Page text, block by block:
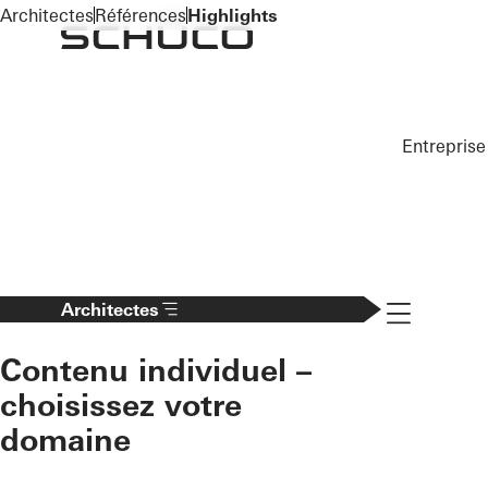
To the main content
Entreprise
Architectes
Contenu individuel –
choisissez votre
domaine
Navigation
ArchitectesRéférencesHighlights